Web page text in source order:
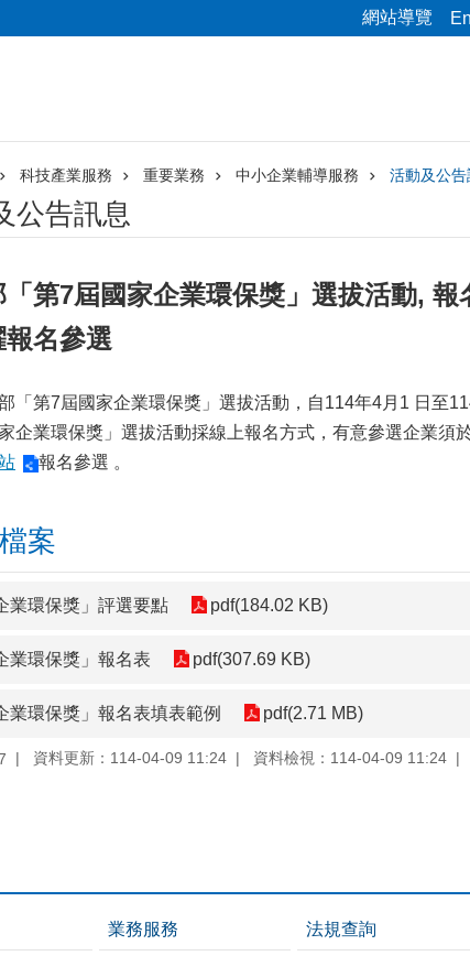
網站導覽
科技產業服務 重要業務 中小企業輔導服務 活動及公告
公告訊息
第7屆國家企業環保獎」選拔活動,
名參選
「第7屆國家企業環保獎」選拔活動，自114年4月1 日至
企業環保獎」選拔活動採線上報名方式，有意參選企業
報名參選 。
案
業環保獎」評選要點 pdf(184.02 KB)
業環保獎」報名表 pdf(307.69 KB)
業環保獎」報名表填表範例 pdf(2.71 MB)
資料更新：114-04-09 11:24 資料檢視：114-04-09 11:24
業務服務 法規查詢